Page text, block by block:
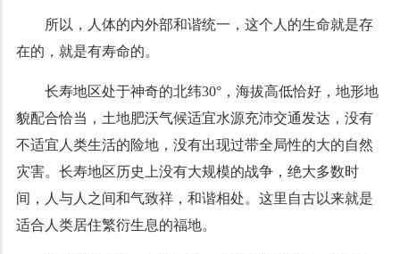
所以，人体的内外部和谐统一，这个人的生命就是存
在的，就是有寿命的。
长寿地区处于神奇的北纬30°，海拔高低恰好，地形地
貌配合恰当，土地肥沃气候适宜水源充沛交通发达，没有
不适宜人类生活的险地，没有出现过带全局性的大的自然
灾害。长寿地区历史上没有大规模的战争，绝大多数时
间，人与人之间和气致祥，和谐相处。这里自古以来就是
适合人类居住繁衍生息的福地。